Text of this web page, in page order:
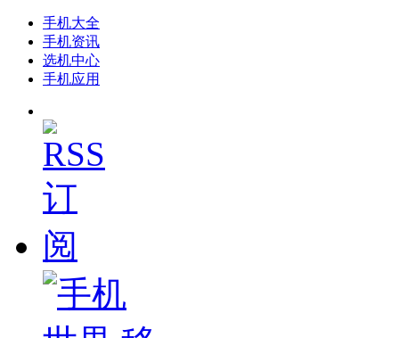
手机大全
手机资讯
选机中心
手机应用